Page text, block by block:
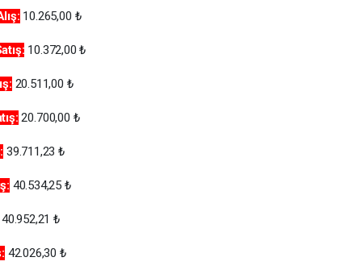
10.265,00 ₺
10.372,00 ₺
20.511,00 ₺
20.700,00 ₺
39.711,23 ₺
40.534,25 ₺
40.952,21 ₺
42.026,30 ₺